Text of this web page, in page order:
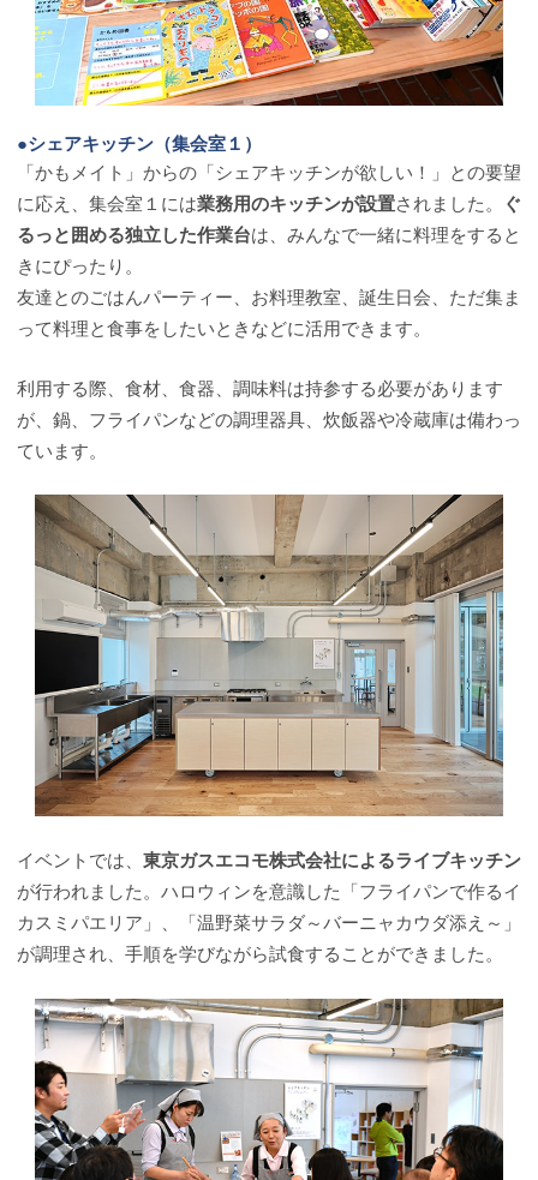
●シェアキッチン（集会室１）
「かもメイト」からの「シェアキッチンが欲しい！」との要望
に応え、集会室１には業務用のキッチンが設置されました。
ぐ
るっと囲める独立した作業台は、みんなで一緒に料理をすると
きにぴったり。
友達とのごはんパーティー、お料理教室、誕生日会、ただ集ま
って料理と食事をしたいときなどに活用できます。
利用する際、食材、食器、調味料は持参する必要があります
が、鍋、フライパンなどの調理器具、炊飯器や冷蔵庫は備わっ
ています。
イベントでは、 東京ガスエコモ株式会社によるライブキッチン
が行われました。ハロウィンを意識した「フライパンで作るイ
カスミパエリア」、「温野菜サラダ～バーニャカウダ添え～」
が調理され、手順を学びながら試食することができました。